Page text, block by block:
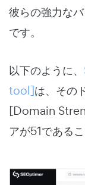
彼らの強力な
です。
以下のように、
tool]は、その
[Domain
アが51である